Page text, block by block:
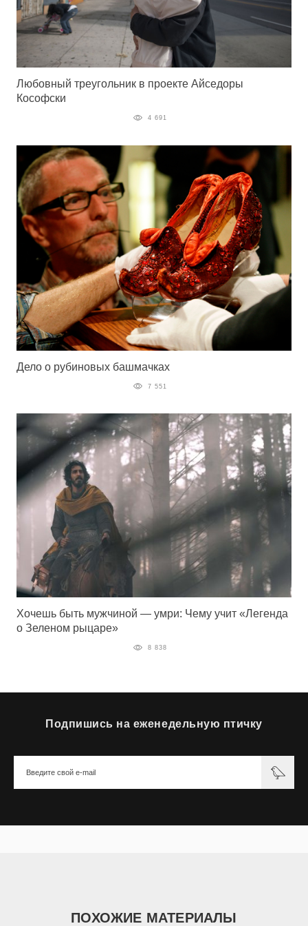
Любовный треугольник в проекте Айседоры
Кософски
4 691
Дело о рубиновых башмачках
7 551
Хочешь быть мужчиной — умри: Чему учит «Легенда
о Зеленом рыцаре»
8 838
Подпишись на еженедельную птичку
ПОХОЖИЕ МАТЕРИАЛЫ